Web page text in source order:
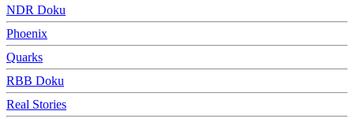
NDR Doku
Phoenix
Quarks
RBB Doku
Real Stories